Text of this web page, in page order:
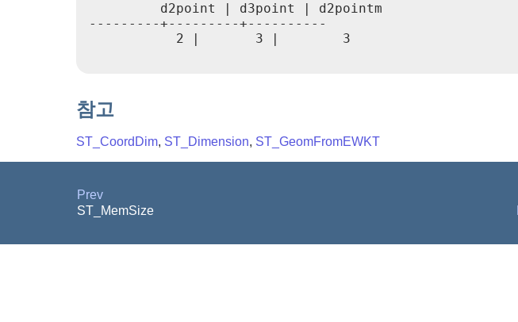
         d2point | d3point | d2pointm
---------+---------+----------
           2 |       3 |        3
참고
ST_CoordDim, ST_Dimension, ST_GeomFromEWKT
Prev
ST_MemSize